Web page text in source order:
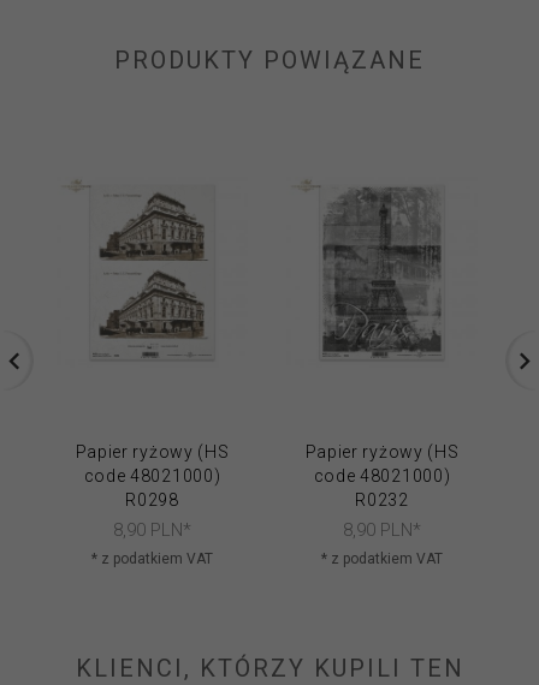
PRODUKTY POWIĄZANE
Papier ryżowy (HS
code 48021000)
R0298
8,90 PLN*
* z podatkiem VAT
Papier ryżowy (HS
code 48021000)
R0232
8,90 PLN*
* z podatkiem VAT
KLIENCI, KTÓRZY KUPILI TEN